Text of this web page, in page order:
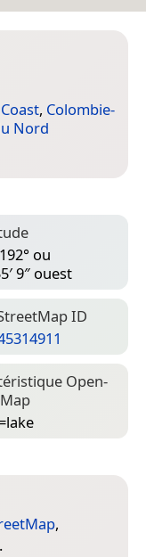
, Colombie-
Nord
ou
9″ ouest
ID
Open­
,
.